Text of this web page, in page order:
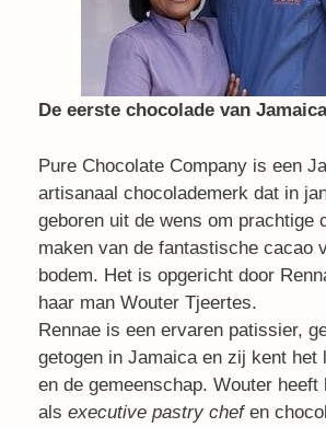
De eerste chocolade van
Pure Chocolate Company is een
artisanaal chocolademerk dat in
geboren uit de wens om prachtige
maken van de fantastische cacao
bodem. Het is opgericht door
haar man Wouter Tjeertes.
Rennae is een ervaren patissier,
getogen in Jamaica en zij kent het
en de gemeenschap. Wouter heeft
als executive pastry chefen